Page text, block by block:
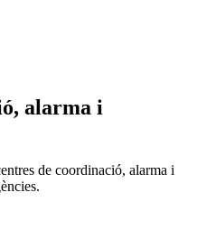
alarma i
de coordinació, alarma i